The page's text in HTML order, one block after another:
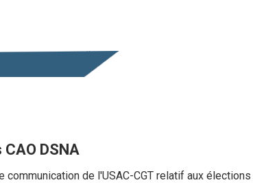
DSNA
de l'USAC-CGT relatif aux élections